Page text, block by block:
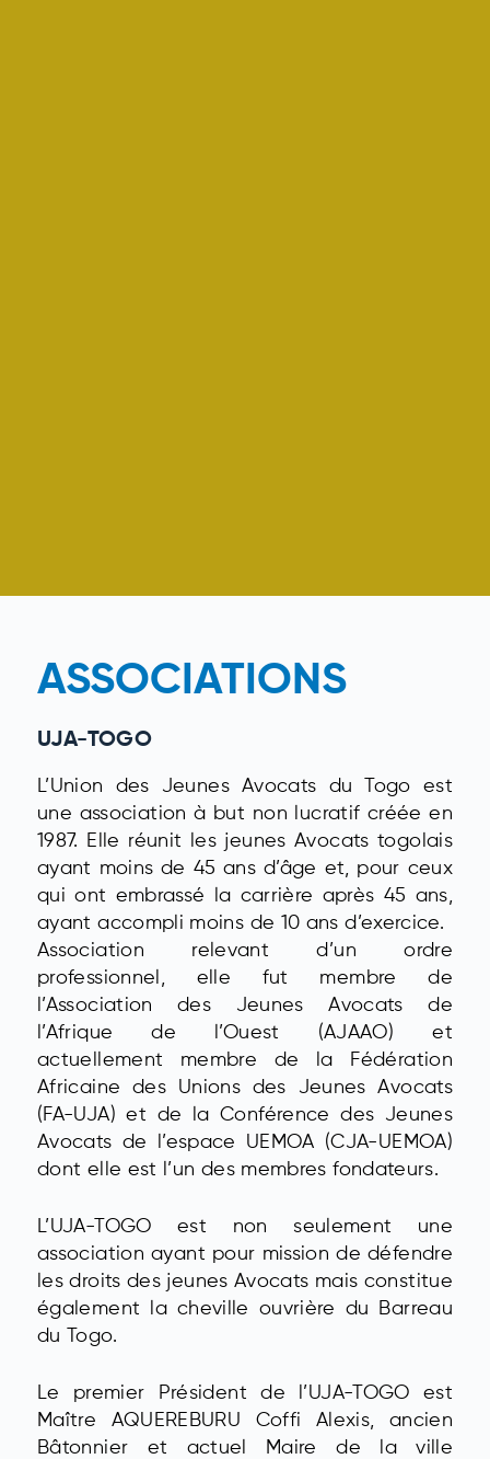
ASSOCIATIONS
UJA-TOGO
L’Union des Jeunes Avocats du Togo est
une association à but non lucratif créée en
1987. Elle réunit les jeunes Avocats togolais
ayant moins de 45 ans d’âge et, pour ceux
qui ont embrassé la carrière après 45 ans,
ayant accompli moins de 10 ans d’exercice.
Association relevant d’un ordre
professionnel, elle fut membre de
l’Association des Jeunes Avocats de
l’Afrique de l’Ouest (AJAAO) et
actuellement membre de la Fédération
Africaine des Unions des Jeunes Avocats
(FA-UJA) et de la Conférence des Jeunes
Avocats de l’espace UEMOA (CJA-UEMOA)
dont elle est l’un des membres fondateurs.
L’UJA-TOGO est non seulement une
association ayant pour mission de défendre
les droits des jeunes Avocats mais constitue
également la cheville ouvrière du Barreau
du Togo.
Le premier Président de l’UJA-TOGO est
Maître AQUEREBURU Coffi Alexis, ancien
Bâtonnier et actuel Maire de la ville